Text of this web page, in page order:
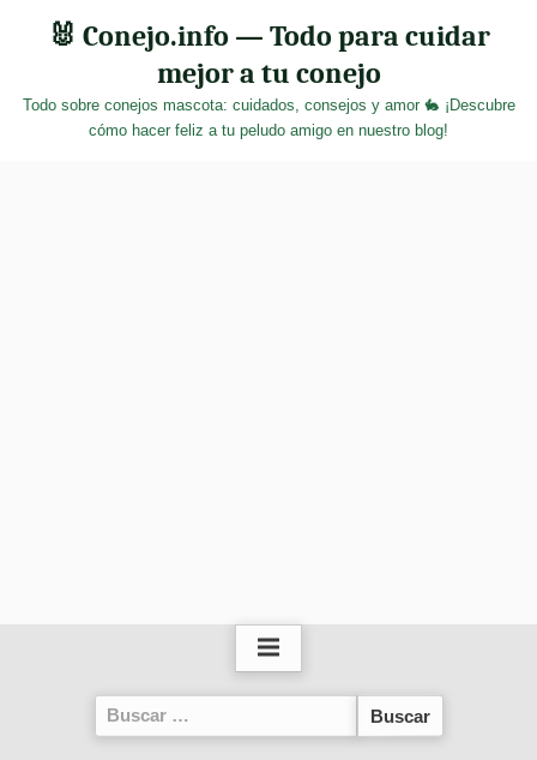
🐰 Conejo.info — Todo para cuidar
mejor a tu conejo
Todo sobre conejos mascota: cuidados, consejos y amor 🐇 ¡Descubre
cómo hacer feliz a tu peludo amigo en nuestro blog!
Buscar: